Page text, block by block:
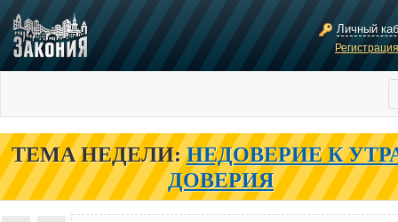
Личный
ТЕМА НЕДЕЛИ: НЕДОВЕРИЕ К
ДОВЕРИЯ